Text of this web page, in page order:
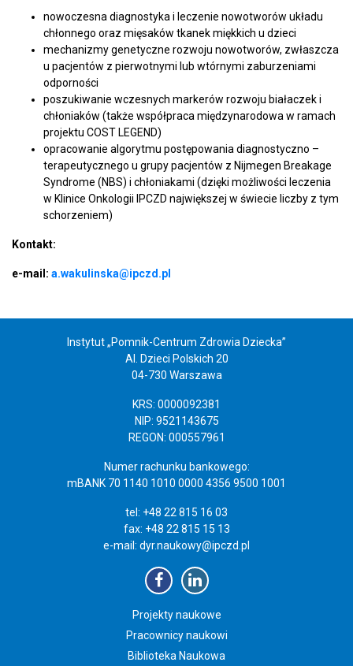
nowoczesna diagnostyka i leczenie nowotworów układu
chłonnego oraz mięsaków tkanek miękkich u dzieci
mechanizmy genetyczne rozwoju nowotworów, zwłaszcza
u pacjentów z pierwotnymi lub wtórnymi zaburzeniami
odporności
poszukiwanie wczesnych markerów rozwoju białaczek i
chłoniaków (także współpraca międzynarodowa w ramach
projektu COST LEGEND)
opracowanie algorytmu postępowania diagnostyczno –
terapeutycznego u grupy pacjentów z Nijmegen Breakage
Syndrome (NBS) i chłoniakami (dzięki możliwości leczenia
w Klinice Onkologii IPCZD największej w świecie liczby z tym
schorzeniem)
Kontakt:
e-mail: a.wakulinska@ipczd.pl
Instytut „Pomnik-Centrum Zdrowia Dziecka”
Al. Dzieci Polskich 20
04-730 Warszawa
KRS: 0000092381
NIP: 9521143675
REGON: 000557961
Numer rachunku bankowego:
mBANK 70 1140 1010 0000 4356 9500 1001
tel: +48 22 815 16 03
fax: +48 22 815 15 13
e-mail: dyr.naukowy@ipczd.pl
Projekty naukowe
Pracownicy naukowi
Biblioteka Naukowa